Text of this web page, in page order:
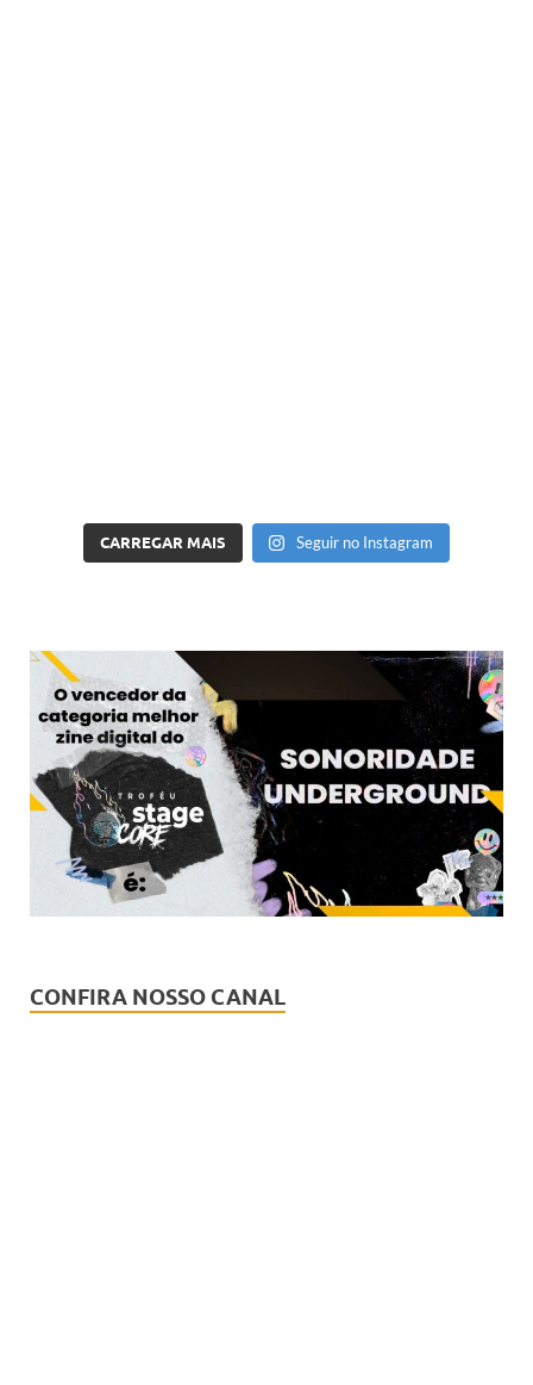
CARREGAR MAIS Seguir no Instagram
CONFIRA NOSSO CANAL